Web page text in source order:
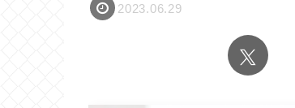
2023.06.29